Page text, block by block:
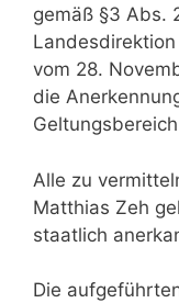
gemäß §3 Abs.
vom 28.
die
Alle zu
Matthias Zeh
staatlich
Die